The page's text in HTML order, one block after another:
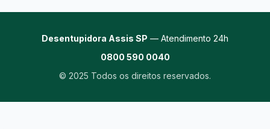
Desentupidora Assis SP — Atendimento 24h
0800 590 0040
© 2025 Todos os direitos reservados.